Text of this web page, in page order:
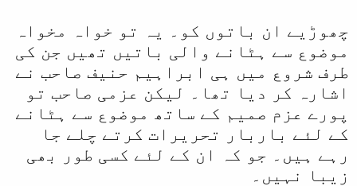
چھوڑیے ان باتوں کو۔ یہ تو خواہ مخواہ
موضوع سے ہٹانے والی باتیں تھیں جن کی
طرف شروع میں ہی ابراہیم حنیف صاحب نے
اشارہ کر دیا تھا۔ لیکن عزمی صاحب تو
پورے عزم صمیم کے ساتھ موضوع سے ہٹانے
کے لئے باربار تحریرات کرتے چلے جا
رہے ہیں۔ جو کہ ان کے لئے کسی طور بھی
زیبا نہیں۔